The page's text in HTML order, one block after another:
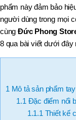
phẩm này đảm bảo
người dùng trong mọi
cùng Đức Phong
8 qua bài viết dưới đây
1 Mô tả sản phẩm
1.1 Đặc điểm nổi
1.1.1 Thiết kế